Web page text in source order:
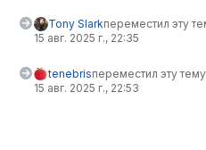
Tony Slarkпереместил эту
15 авг. 2025 г., 22:35
tenebrisпереместил эту
15 авг. 2025 г., 22:53